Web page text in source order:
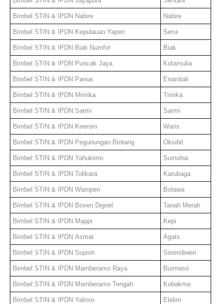
Bimbel STIN & IPDN Nabire Nabire
Bimbel STIN & IPDN Kepulauan Yapen Serui
Bimbel STIN & IPDN Biak Numfor Biak
Bimbel STIN & IPDN Puncak Jaya Kotamulia
Bimbel STIN & IPDN Paniai Enarotali
Bimbel STIN & IPDN Mimika Timika
Bimbel STIN & IPDN Sarmi Sarmi
Bimbel STIN & IPDN Keerom Waris
Bimbel STIN & IPDN Pegunungan Bintang Oksibil
Bimbel STIN & IPDN Yahukimo Sumohai
Bimbel STIN & IPDN Tolikara Karubaga
Bimbel STIN & IPDN Waropen Botawa
Bimbel STIN & IPDN Boven Digoel Tanah Merah
Bimbel STIN & IPDN Mappi Kepi
Bimbel STIN & IPDN Asmat Agats
Bimbel STIN & IPDN Supiori Sorendiweri
Bimbel STIN & IPDN Mamberamo Raya Burmeso
Bimbel STIN & IPDN Mamberamo Tengah Kobakma
Bimbel STIN & IPDN Yalimo Elelim